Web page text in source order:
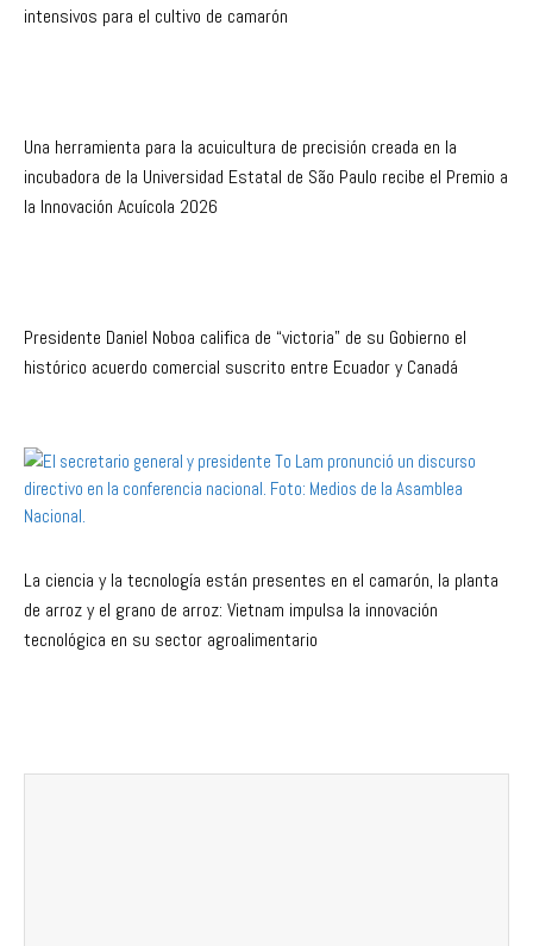
intensivos para el cultivo de camarón
Una herramienta para la acuicultura de precisión creada en la
incubadora de la Universidad Estatal de São Paulo recibe el Premio a
la Innovación Acuícola 2026
Presidente Daniel Noboa califica de “victoria” de su Gobierno el
histórico acuerdo comercial suscrito entre Ecuador y Canadá
La ciencia y la tecnología están presentes en el camarón, la planta
de arroz y el grano de arroz: Vietnam impulsa la innovación
tecnológica en su sector agroalimentario